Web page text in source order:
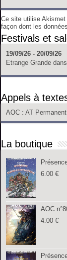
Ce site utilise Akismet
façon dont les
Festivals et
19/09/26 - 20/09/26
Etrange Grande dans
Appels à
AOC : AT Permanent
La boutique
6.00€
AOC
4.00€